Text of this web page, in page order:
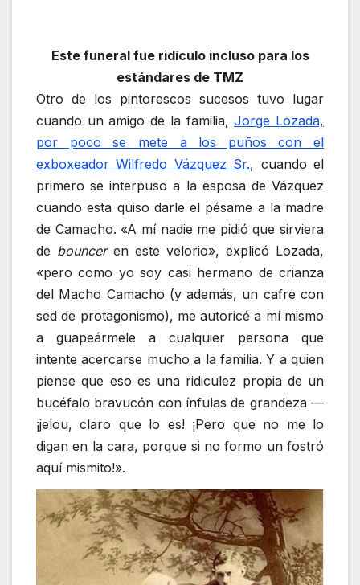
Este funeral fue ridículo incluso para los
estándares de TMZ
Otro de los pintorescos sucesos tuvo lugar
cuando un amigo de la familia,Jorge Lozada,
por poco se mete a los puños con el
exboxeador Wilfredo Vázquez Sr., cuando el
primero se interpuso a la esposa de Vázquez
cuando esta quiso darle el pésame a la madre
de Camacho. «A mí nadie me pidió que sirviera
de bounceren este velorio», explicó Lozada,
«pero como yo soy casi hermano de crianza
del Macho Camacho (y además, un cafre con
sed de protagonismo), me autoricé a mí mismo
a guapeármele a cualquier persona que
intente acercarse mucho a la familia. Y a quien
piense que eso es una ridiculez propia de un
bucéfalo bravucón con ínfulas de grandeza —
¡jelou, claro que lo es! ¡Pero que no me lo
digan en la cara, porque si no formo un fostró
aquí mismito!».